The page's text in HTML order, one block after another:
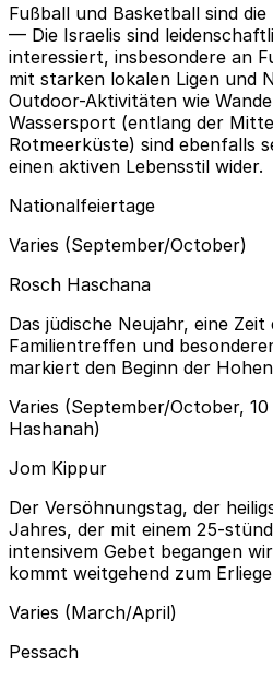
Fußball und Basketball sind
— Die Israelis sind
interessiert, insbesondere an
mit starken lokalen Ligen und
Outdoor-Aktivitäten wie
Wassersport (entlang der
Rotmeerküste) sind ebenfalls
einen aktiven Lebensstil wider.
Nationalfeiertage
Varies (September/October)
Rosch Haschana
Das jüdische Neujahr, eine Zeit
Familientreffen und
markiert den Beginn der
Varies (September/October,
Hashanah)
Jom Kippur
Der Versöhnungstag, der
Jahres, der mit einem 25-
intensivem Gebet begangen
kommt weitgehend zum
Varies (March/April)
Pessach